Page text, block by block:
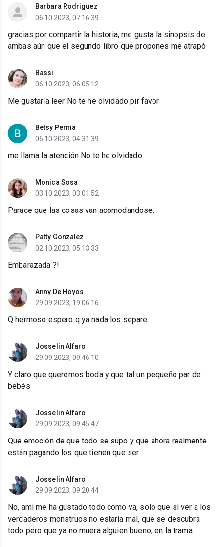
Barbara Rodriguez
06.10.2023, 07:16:39
gracias por compartir la historia, me gusta la sinopsis de
ambas aún que el segundo libro que propones me atrapó
Bassi
06.10.2023, 06:05:12
Me gustaría leer No te he olvidado pir favor
Betsy Pernia
06.10.2023, 04:31:39
me llama la atención No te he olvidado
Monica Sosa
03.10.2023, 03:01:52
Parace que las cosas van acomodandose.
Patty Gonzalez
02.10.2023, 05:13:33
Embarazada ?!
Anny De Hoyos
29.09.2023, 19:06:16
Q hermoso espero q ya nada los separe
Josselin Alfaro
29.09.2023, 09:46:10
Y claro que queremos boda y que tal un pequeño par de
bebés
Josselin Alfaro
29.09.2023, 09:45:47
Que emoción de que todo se supo y que ahora realmente
están pagando los que tienen que ser
Josselin Alfaro
29.09.2023, 09:20:44
No, ami me ha gustado todo como va, solo que si ver a los
verdaderos monstruos no estaría mal, que se descubra
todo pero que ya no muera alguien bueno, en la trama